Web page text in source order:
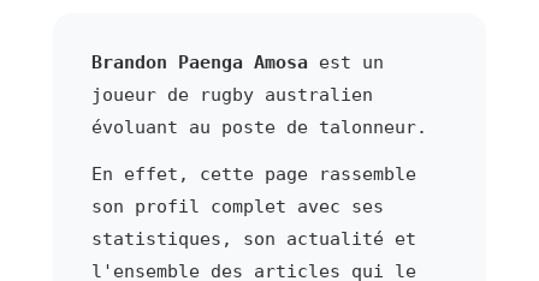
Brandon Paenga Amosa est un
joueur de rugby australien
évoluant au poste de talonneur.
En effet, cette page rassemble
son profil complet avec ses
statistiques, son actualité et
l'ensemble des articles qui le